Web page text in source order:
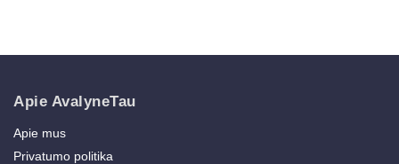
Apie AvalyneTau
Apie mus
Privatumo politika